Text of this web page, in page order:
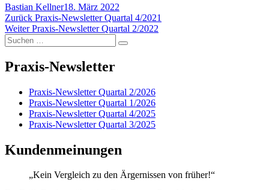
Autor
Bastian KellnerVeröffentlicht
am
18. März 2022
Beitragsnavigation
Zurück Vorheriger
Beitrag:
Praxis-Newsletter Quartal 4/2021
Weiter Nächster
Beitrag:
Praxis-Newsletter Quartal 2/2022
Suchen
nach:
Suchen
Praxis-Newsletter
Praxis-Newsletter Quartal 2/2026
Praxis-Newsletter Quartal 1/2026
Praxis-Newsletter Quartal 4/2025
Praxis-Newsletter Quartal 3/2025
Kundenmeinungen
„Kein Vergleich zu den Ärgernissen von früher!“